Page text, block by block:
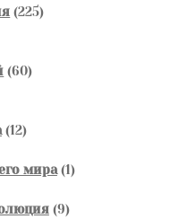
225225
6060
1212
мира 11
99